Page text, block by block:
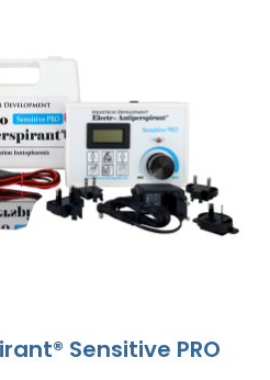
Sensitive PRO